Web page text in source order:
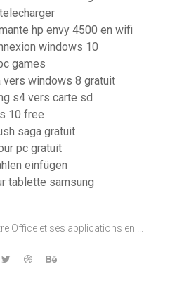
hp envy 4500 en wifi
windows 10
games
windows 8 gratuit
s4 vers carte sd
10 free
saga gratuit
pc gratuit
einfügen
tablette samsung
Office et ses applications en ...